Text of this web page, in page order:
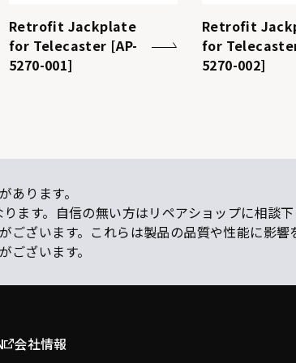
Retrofit Jackplate
for Telecaster [AP-
5270-001]
Retrofit
for
5270-002]
ります。
す。自信の無い方はリペアショップに相談下
ざいます。これらは製品の品質や性能に影響
ざいます。
会社情報